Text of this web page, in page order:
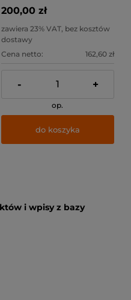
200,00 zł
zawiera 23% VAT, bez kosztów
dostawy
Cena netto:
162,60 zł
- +
op.
do koszyka
i wpisy z bazy